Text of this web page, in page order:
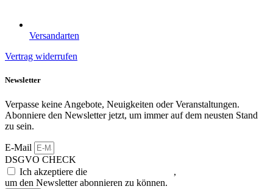
Versandarten
Vertrag widerrufen
Newsletter
Verpasse keine Angebote, Neuigkeiten oder Veranstaltungen.
Abonniere den Newsletter jetzt, um immer auf dem neusten Stand
zu sein.
E-Mail
DSGVO CHECK
Ich akzeptiere die
,
um den Newsletter abonnieren zu können.